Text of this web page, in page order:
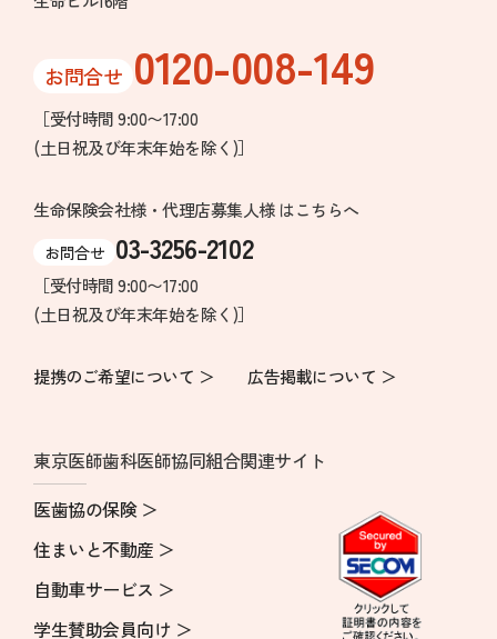
お問合せ 0120-008-149
［受付時間 9:00〜17:00
(土日祝及び年末年始を除く)］
生命保険会社様・代理店募集人様 はこちらへ
お問合せ 03-3256-2102
［受付時間 9:00〜17:00
(土日祝及び年末年始を除く)］
提携のご希望について ＞ 広告掲載について ＞
東京医師歯科医師協同組合関連サイト
医歯協の保険 ＞
住まいと不動産 ＞
自動車サービス ＞
学生賛助会員向け ＞